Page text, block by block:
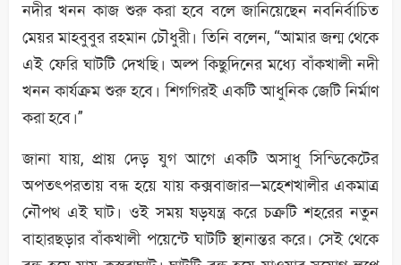
নদীর খনন কাজ শুরু করা হবে বলে জানিয়েছেন নবনির্বাচিত
মেয়র মাহবুবুর রহমান চৌধুরী। তিনি বলেন, “আমার জন্ম থেকে
এই ফেরি ঘাটটি দেখছি। অল্প কিছুদিনের মধ্যে বাঁকখালী নদী
খনন কার্যক্রম শুরু হবে। শিগগিরই একটি আধুনিক জেটি নির্মাণ
করা হবে।”
জানা যায়, প্রায় দেড় যুগ আগে একটি অসাধু সিন্ডিকেটের
অপতৎপরতায় বন্ধ হয়ে যায় কক্সবাজার—মহেশখালীর একমাত্র
নৌপথ এই ঘাট। ওই সময় ষড়যন্ত্র করে চক্রটি শহরের নতুন
বাহারছড়ার বাঁকখালী পয়েন্টে ঘাটটি স্থানান্তর করে। সেই থেকে